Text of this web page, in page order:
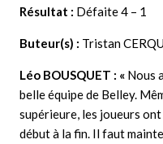
Résultat : Défaite 4 – 1
Buteur(s) : Tristan
Léo BOUSQUET : « Nous
belle équipe de Belley.
supérieure, les joueurs
début à la fin. Il faut